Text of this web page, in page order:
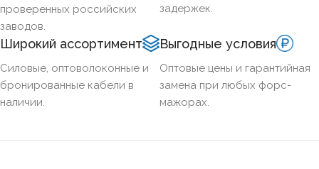
проверенных российских
заводов.
задержек.
Широкий ассортимент
Силовые, оптоволоконные и
бронированные кабели в
наличии.
Выгодные условия
Оптовые цены и гарантийная
замена при любых форс-
мажорах.